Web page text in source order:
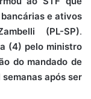
e ativos
(PL-SP).
(4) pelo ministro
do mandado de
após ser